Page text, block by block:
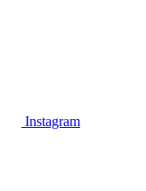
Instagram